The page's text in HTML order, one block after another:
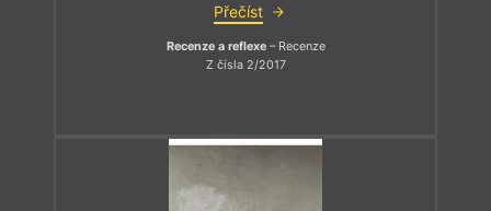
Přečíst
Recenze a reflexe– Recenze
Z čísla 2/2017